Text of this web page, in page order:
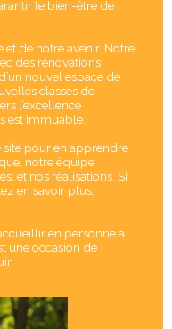
le bien-être de
et de notre avenir. Notre
des rénovations
nouvel espace de
classes de
l’excellence
est immuable.
site pour en apprendre
notre équipe
et nos réalisations. Si
en savoir plus,
en personne à
une occasion de